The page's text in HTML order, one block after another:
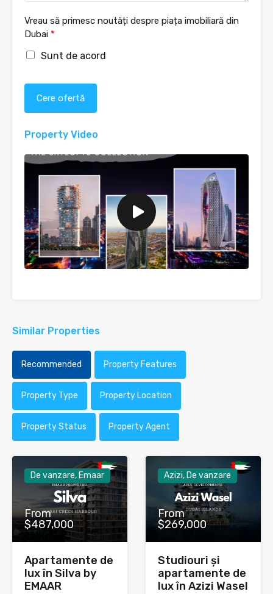
Vreau să primesc noutăți despre piața imobiliară din
Dubai *
Sunt de acord
Cere ofertă
Property Video
Similar Properties
Recommended Property Features
Property Type Property Location
Property Status Property Agent
De vanzare, Emaar
From
$487,000
Apartamente de
lux în Silva by
EMAAR
Azizi, De vanzare
From
$269,000
Studiouri și
apartamente de
lux în Azizi Wasel